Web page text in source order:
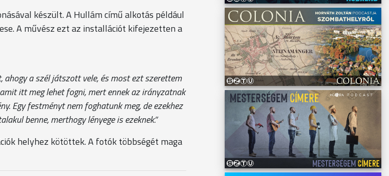
készült. A Hullám című alkotás például
A művész ezt az installációt kifejezetten a
ahogy a szél játszott vele, és most ezt szerettem
itt meg lehet fogni, mert ennek az irányzatnak
Egy festményt nem foghatunk meg, de ezekhez
benne, merthogy lényege is ezeknek.”
helyhez kötöttek. A fotók többségét maga